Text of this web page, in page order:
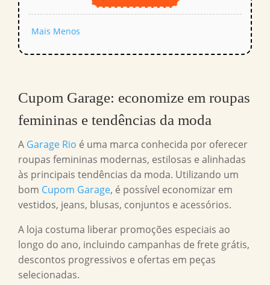
Mais Menos
Cupom Garage: economize em roupas
femininas e tendências da moda
A Garage Rio é uma marca conhecida por oferecer
roupas femininas modernas, estilosas e alinhadas
às principais tendências da moda. Utilizando um
bom Cupom Garage, é possível economizar em
vestidos, jeans, blusas, conjuntos e acessórios.
A loja costuma liberar promoções especiais ao
longo do ano, incluindo campanhas de frete grátis,
descontos progressivos e ofertas em peças
selecionadas.